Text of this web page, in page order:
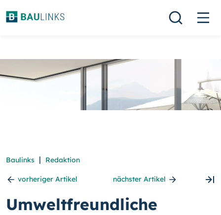
Baulinks | Redaktion
vorheriger Artikel nächster Artikel
Umweltfreundliche